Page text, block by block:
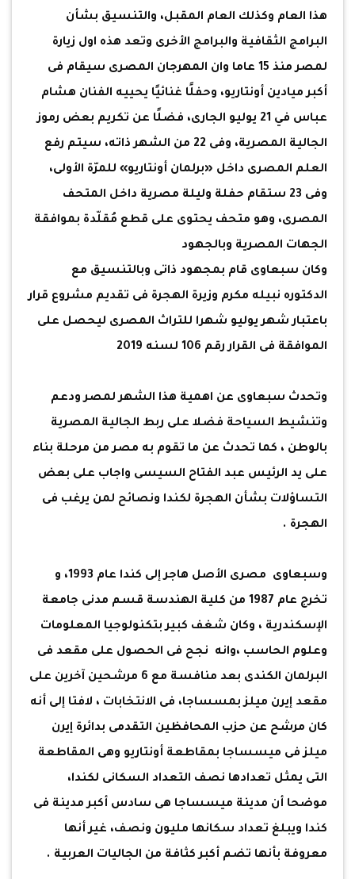
هذا العام وكذلك العام المقبل، والتنسيق بشأن
البرامج الثقافية والبرامج الأخرى وتعد هذه اول زيارة
لمصر منذ 15 عاما وان المهرجان المصرى سيقام فى
أكبر ميادين أونتاريو، وحفلًا غنائيًا يحييه الفنان هشام
عباس في 21 يوليو الجارى، فضلًا عن تكريم بعض رموز
الجالية المصرية، وفى 22 من الشهر ذاته، سيتم رفع
العلم المصرى داخل «برلمان أونتاريو» للمرّة الأولى،
وفى 23 ستقام حفلة وليلة مصرية داخل المتحف
المصرى، وهو متحف يحتوى على قطع مُقلّدة بموافقة
الجهات المصرية وبالجهود
وكان سبعاوى قام بمجهود ذاتى وبالتنسيق مع
الدكتوره نبيله مكرم وزيرة الهجرة فى تقديم مشروع قرار
باعتبار شهر يوليو شهرا للتراث المصرى ليحصل على
الموافقة فى القرار رقم 106 لسنه 2019
وتحدث سبعاوى عن اهمية هذا الشهر لمصر ودعم
وتنشيط السياحة فضلا على ربط الجالية المصرية
بالوطن ، كما تحدث عن ما تقوم به مصر من مرحلة بناء
على يد الرئيس عبد الفتاح السيسى واجاب على بعض
التساؤلات بشأن الهجرة لكندا ونصائح لمن يرغب فى
الهجرة .
وسبعاوى مصرى الأصل هاجر إلى كندا عام 1993، و
تخرج عام 1987 من كلية الهندسة قسم مدنى جامعة
الإسكندرية ، وكان شغف كبير بتكنولوجيا المعلومات
وعلوم الحاسب ،وانه نجح فى الحصول على مقعد فى
البرلمان الكندى بعد منافسة مع 6 مرشحين آخرين على
مقعد إيرن ميلز بمسساجا، فى الانتخابات ، لافتا إلى أنه
كان مرشح عن حزب المحافظين التقدمى بدائرة إيرن
ميلز فى ميسساجا بمقاطعة أونتاريو وهى المقاطعة
التى يمثل تعدادها نصف التعداد السكانى لكندا،
موضحا أن مدينة ميسساجا هى سادس أكبر مدينة فى
كندا ويبلغ تعداد سكانها مليون ونصف، غير أنها
معروفة بأنها تضم أكبر كثافة من الجاليات العربية .